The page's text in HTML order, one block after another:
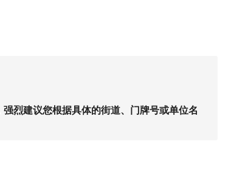
强烈建议您根据具体的街道、门牌号或单位名